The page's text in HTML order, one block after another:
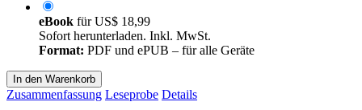
eBook fürUS$ 18,99
Sofort herunterladen. Inkl. MwSt.
Format: PDF und ePUB – für alle Geräte
In den Warenkorb
Zusammenfassung Leseprobe Details